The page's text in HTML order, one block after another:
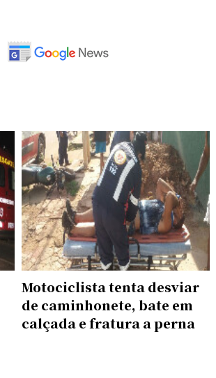
Motociclista tenta desviar
de caminhonete, bate em
calçada e fratura a perna